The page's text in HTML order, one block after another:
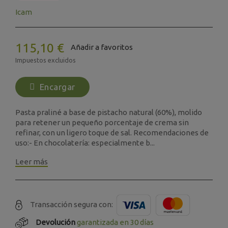
Icam
115,10 € Añadir a favoritos
Impuestos excluidos
Encargar
Pasta praliné a base de pistacho natural (60%), molido
para retener un pequeño porcentaje de crema sin
refinar, con un ligero toque de sal. Recomendaciones de
uso:- En chocolatería: especialmente b...
Leer más
Transacción segura con:
Devolucióngarantizada en 30 días